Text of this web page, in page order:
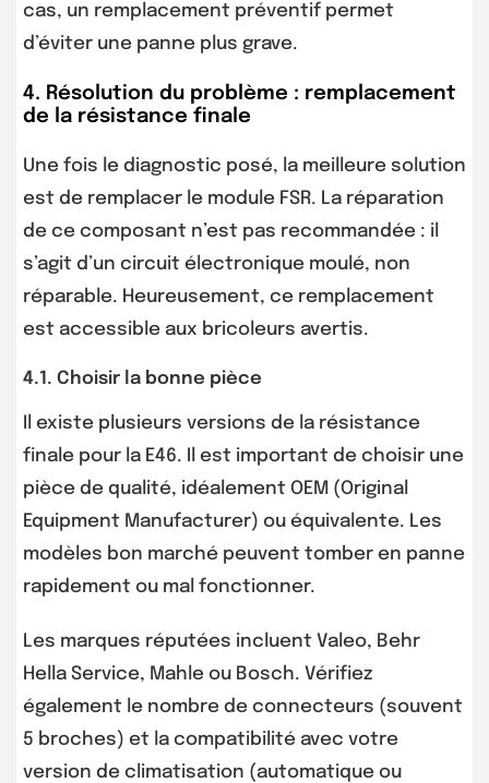
cas, un remplacement préventif permet
d’éviter une panne plus grave.
4. Résolution du problème : remplacement
de la résistance finale
Une fois le diagnostic posé, la meilleure solution
est de remplacer le module FSR. La réparation
de ce composant n’est pas recommandée : il
s’agit d’un circuit électronique moulé, non
réparable. Heureusement, ce remplacement
est accessible aux bricoleurs avertis.
4.1. Choisir la bonne pièce
Il existe plusieurs versions de la résistance
finale pour la E46. Il est important de choisir une
pièce de qualité, idéalement OEM (Original
Equipment Manufacturer) ou équivalente. Les
modèles bon marché peuvent tomber en panne
rapidement ou mal fonctionner.
Les marques réputées incluent Valeo, Behr
Hella Service, Mahle ou Bosch. Vérifiez
également le nombre de connecteurs (souvent
5 broches) et la compatibilité avec votre
version de climatisation (automatique ou